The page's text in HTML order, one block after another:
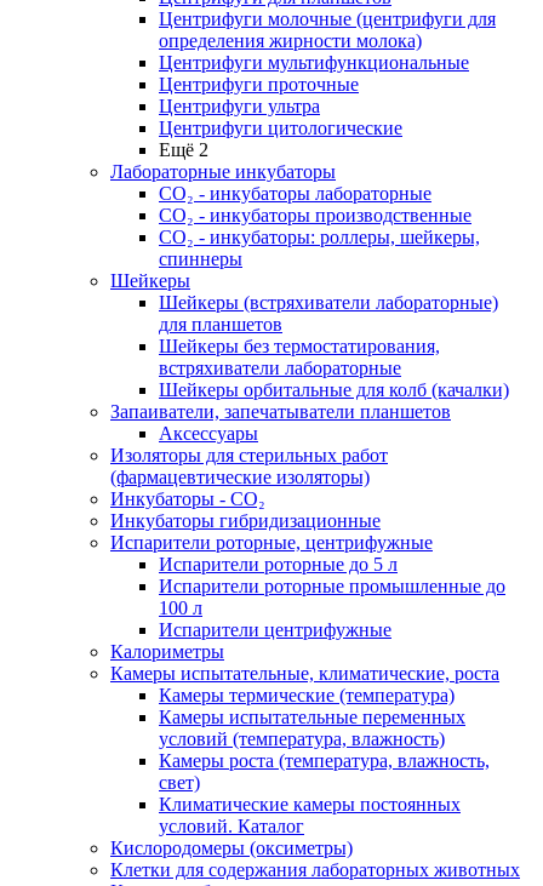
Центрифуги молочные (центрифуги для
определения жирности молока)
Центрифуги мультифункциональные
Центрифуги проточные
Центрифуги ультра
Центрифуги цитологические
Ещё 2
Лабораторные инкубаторы
СО₂ - инкубаторы лабораторные
СО₂ - инкубаторы производственные
СО₂ - инкубаторы: роллеры, шейкеры,
спиннеры
Шейкеры
Шейкеры (встряхиватели лабораторные)
для планшетов
Шейкеры без термостатирования,
встряхиватели лабораторные
Шейкеры орбитальные для колб (качалки)
Запаиватели, запечатыватели планшетов
Аксессуары
Изоляторы для стерильных работ
(фармацевтические изоляторы)
Инкубаторы - CO₂
Инкубаторы гибридизационные
Испарители роторные, центрифужные
Испарители роторные до 5 л
Испарители роторные промышленные до
100 л
Испарители центрифужные
Калориметры
Камеры испытательные, климатические, роста
Камеры термические (температура)
Камеры испытательные переменных
условий (температура, влажность)
Камеры роста (температура, влажность,
свет)
Климатические камеры постоянных
условий. Каталог
Кислородомеры (оксиметры)
Клетки для содержания лабораторных животных